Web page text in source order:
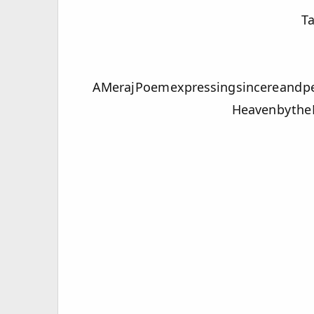
AMeraj Poem expressing sincere and
Heaven by